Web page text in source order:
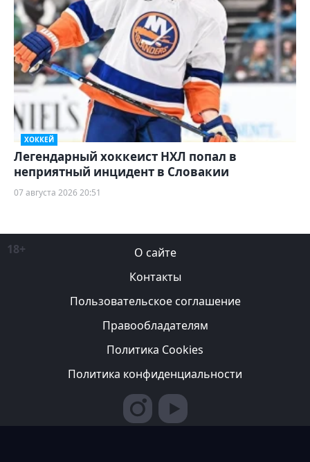
ХОККЕЙ
Легендарный хоккеист НХЛ попал в
неприятный инцидент в Словакии
07 августа 2026 20:51
18+
О сайте
Контакты
Пользовательское соглашение
Правообладателям
Политика Cookies
Политика конфиденциальности